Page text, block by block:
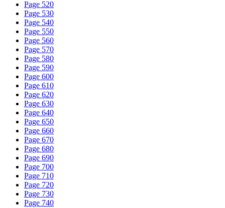
Page 520
Page 530
Page 540
Page 550
Page 560
Page 570
Page 580
Page 590
Page 600
Page 610
Page 620
Page 630
Page 640
Page 650
Page 660
Page 670
Page 680
Page 690
Page 700
Page 710
Page 720
Page 730
Page 740